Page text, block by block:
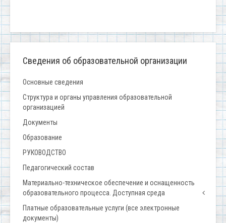
Сведения об образовательной организации
Основные сведения
Структура и органы управления образовательной
организацией
Документы
Образование
РУКОВОДСТВО
Педагогический состав
Материально-техническое обеспечение и оснащенность
образовательного процесса. Доступная среда
Платные образовательные услуги (все электронные
документы)